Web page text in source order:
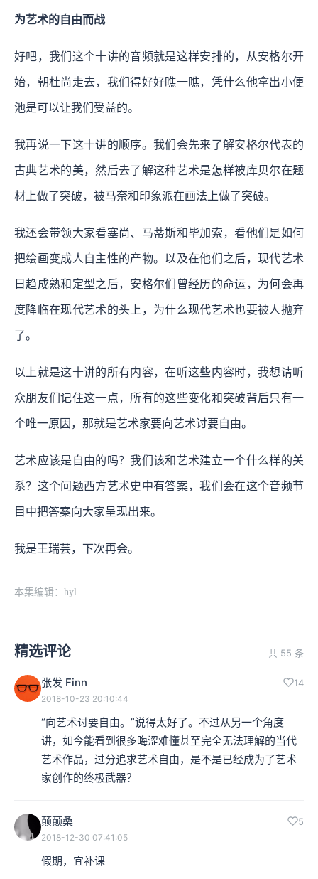
为艺术的自由而战
好吧，我们这个十讲的音频就是这样安排的，从安格尔开
始，朝杜尚走去，我们得好好瞧一瞧，凭什么他拿出小便
池是可以让我们受益的。
我再说一下这十讲的顺序。我们会先来了解安格尔代表的
古典艺术的美，然后去了解这种艺术是怎样被库贝尔在题
材上做了突破，被马奈和印象派在画法上做了突破。
我还会带领大家看塞尚、马蒂斯和毕加索，看他们是如何
把绘画变成人自主性的产物。以及在他们之后，现代艺术
日趋成熟和定型之后，安格尔们曾经历的命运，为何会再
度降临在现代艺术的头上，为什么现代艺术也要被人抛弃
了。
以上就是这十讲的所有内容，在听这些内容时，我想请听
众朋友们记住这一点，所有的这些变化和突破背后只有一
个唯一原因，那就是艺术家要向艺术讨要自由。
艺术应该是自由的吗？我们该和艺术建立一个什么样的关
系？这个问题西方艺术史中有答案，我们会在这个音频节
目中把答案向大家呈现出来。
我是王瑞芸，下次再会。
本集编辑：hyl
精选评论 共 55 条
张发 Finn 14
2018-10-23 20:10:44
“向艺术讨要自由。”说得太好了。不过从另一个角度
讲，如今能看到很多晦涩难懂甚至完全无法理解的当代
艺术作品，过分追求艺术自由，是不是已经成为了艺术
家创作的终极武器？
颠颠桑 5
2018-12-30 07:41:05
假期，宜补课